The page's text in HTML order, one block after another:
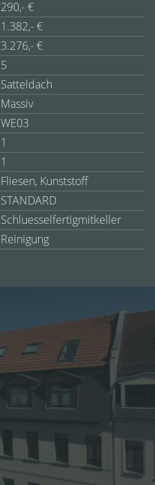
290,- €
1.382,- €
3.276,- €
5
Satteldach
Massiv
WE03
1
1
Fliesen, Kunststoff
STANDARD
Schluesselfertigmitkeller
Reinigung